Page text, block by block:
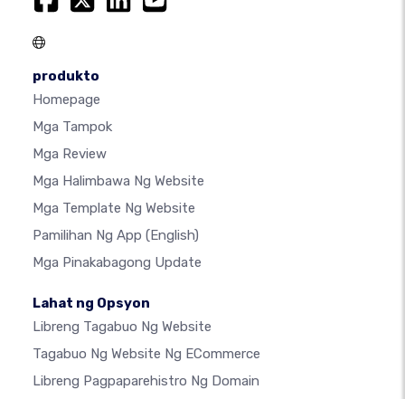
produkto
Homepage
Mga Tampok
Mga Review
Mga Halimbawa Ng Website
Mga Template Ng Website
Pamilihan Ng App (English)
Mga Pinakabagong Update
Lahat ng Opsyon
Libreng Tagabuo Ng Website
Tagabuo Ng Website Ng ECommerce
Libreng Pagpaparehistro Ng Domain